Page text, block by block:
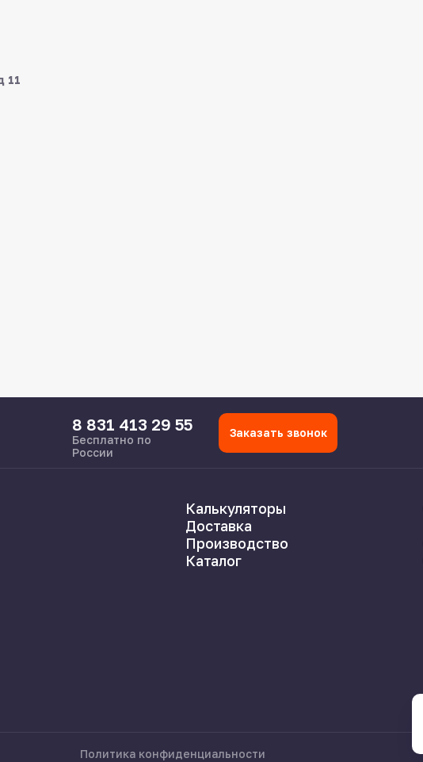
11
Заказать звонок
8 831 413 29 55
Бесплатно по
России
Политика конфиденциальности
Калькуляторы
Доставка
Производство
Каталог